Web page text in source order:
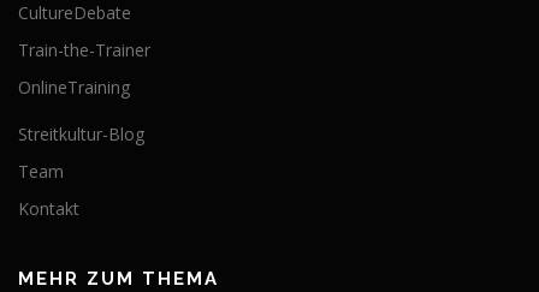
CultureDebate
Train-the-Trainer
OnlineTraining
Streitkultur-Blog
Team
Kontakt
MEHR ZUM THEMA